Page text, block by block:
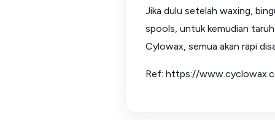
Jika dulu setelah waxing,
spools, untuk kemudian
Cylowax, semua akan rapi
Ref: https://